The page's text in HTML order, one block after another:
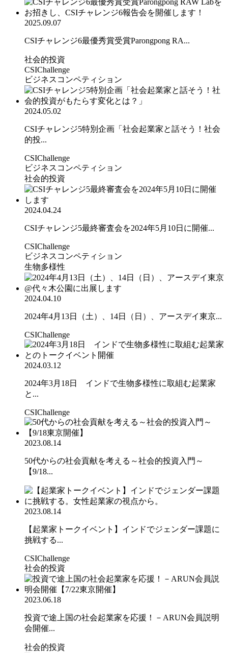
2025.09.07
CSIチャレンジ6最優秀賞受賞Parongpong RA...
社会的投資
CSIChallenge
ビジネスコンペティション
2024.05.02
CSIチャレンジ5特別企画「社会起業家と話そう！社会
的投...
CSIChallenge
ビジネスコンペティション
社会的投資
2024.04.24
CSIチャレンジ5最終審査会を2024年5月10日に開催...
CSIChallenge
ビジネスコンペティション
生物多様性
2024.04.10
2024年4月13日（土）、14日（日）、アースデイ東京...
CSIChallenge
2024.03.12
2024年3月18日 インドで生物多様性に取組む起業家
と...
CSIChallenge
2023.08.14
50代からの社会貢献を考える～社会的投資入門～
【9/18...
2023.08.14
【起業家トークイベント】インドでジェンダー課題に
挑戦する...
CSIChallenge
社会的投資
2023.06.18
投資で途上国の社会起業家を応援！－ARUN会員説明
会開催...
社会的投資